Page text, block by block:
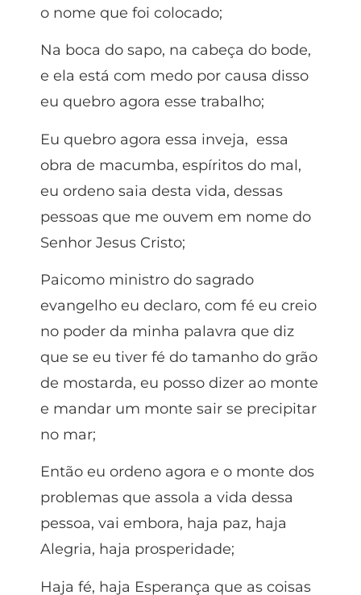
o nome que foi colocado;
Na boca do sapo, na cabeça do bode,
e ela está com medo por causa disso
eu quebro agora esse trabalho;
Eu quebro agora essa inveja, essa
obra de macumba, espíritos do mal,
eu ordeno saia desta vida, dessas
pessoas que me ouvem em nome do
Senhor Jesus Cristo;
Paicomo ministro do sagrado
evangelho eu declaro, com fé eu creio
no poder da minha palavra que diz
que se eu tiver fé do tamanho do grão
de mostarda, eu posso dizer ao monte
e mandar um monte sair se precipitar
no mar;
Então eu ordeno agora e o monte dos
problemas que assola a vida dessa
pessoa, vai embora, haja paz, haja
Alegria, haja prosperidade;
Haja fé, haja Esperança que as coisas